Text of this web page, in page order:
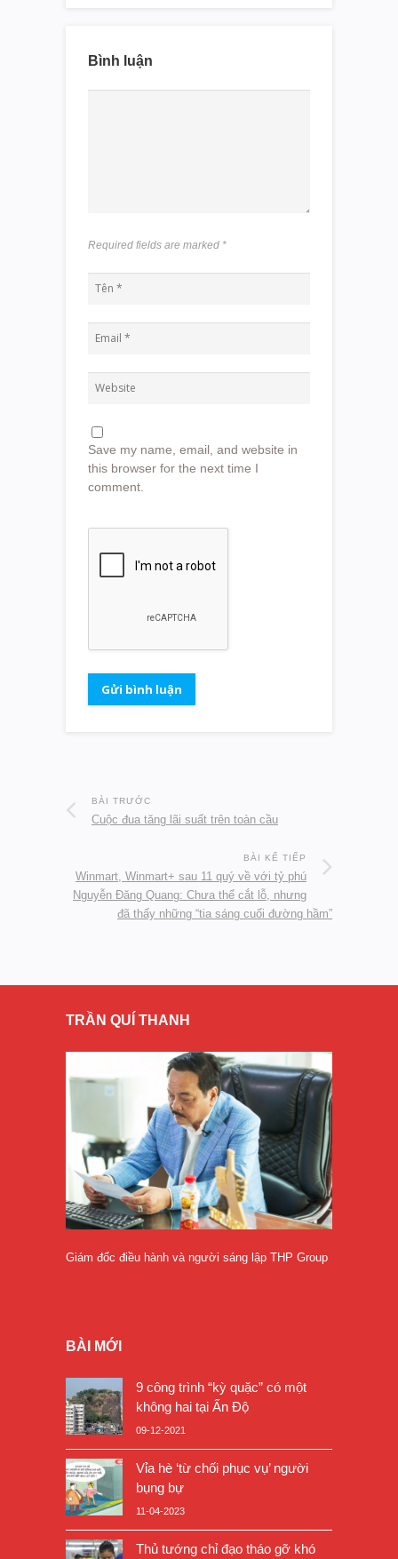
Bình luận
Required fields are marked *
Save my name, email, and website in
this browser for the next time I
comment.
BÀI TRƯỚC
Cuộc đua tăng lãi suất trên toàn cầu
BÀI KẾ TIẾP
Winmart, Winmart+ sau 11 quý về với tỷ phú
Nguyễn Đăng Quang: Chưa thể cắt lỗ, nhưng
đã thấy những “tia sáng cuối đường hầm”
TRẦN QUÍ THANH
Giám đốc điều hành và người sáng lập THP Group
BÀI MỚI
9 công trình “kỳ quặc” có một
không hai tại Ấn Độ
09-12-2021
Vỉa hè ‘từ chối phục vụ’ người
bụng bự
11-04-2023
Thủ tướng chỉ đạo tháo gỡ khó